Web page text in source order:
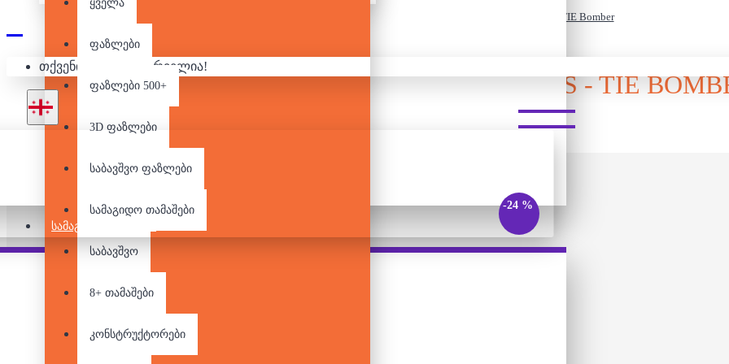
ᲡᲐᲛᲐᲒᲘᲓᲝ ᲗᲐᲛᲐᲨᲔᲑᲘ
ყველა
ფაზლები
ფაზლები 500+
3D ფაზლები
საბავშვო ფაზლები
სამაგიდო თამაშები
საბავშვო
8+ თამაშები
კონსტრუქტორები
თქვენი კალათა ცარიელია!
ლეგო - Star Wars - TIE Bomber
ᲚᲔᲒᲝ - STAR WARS - TIE
-24 %